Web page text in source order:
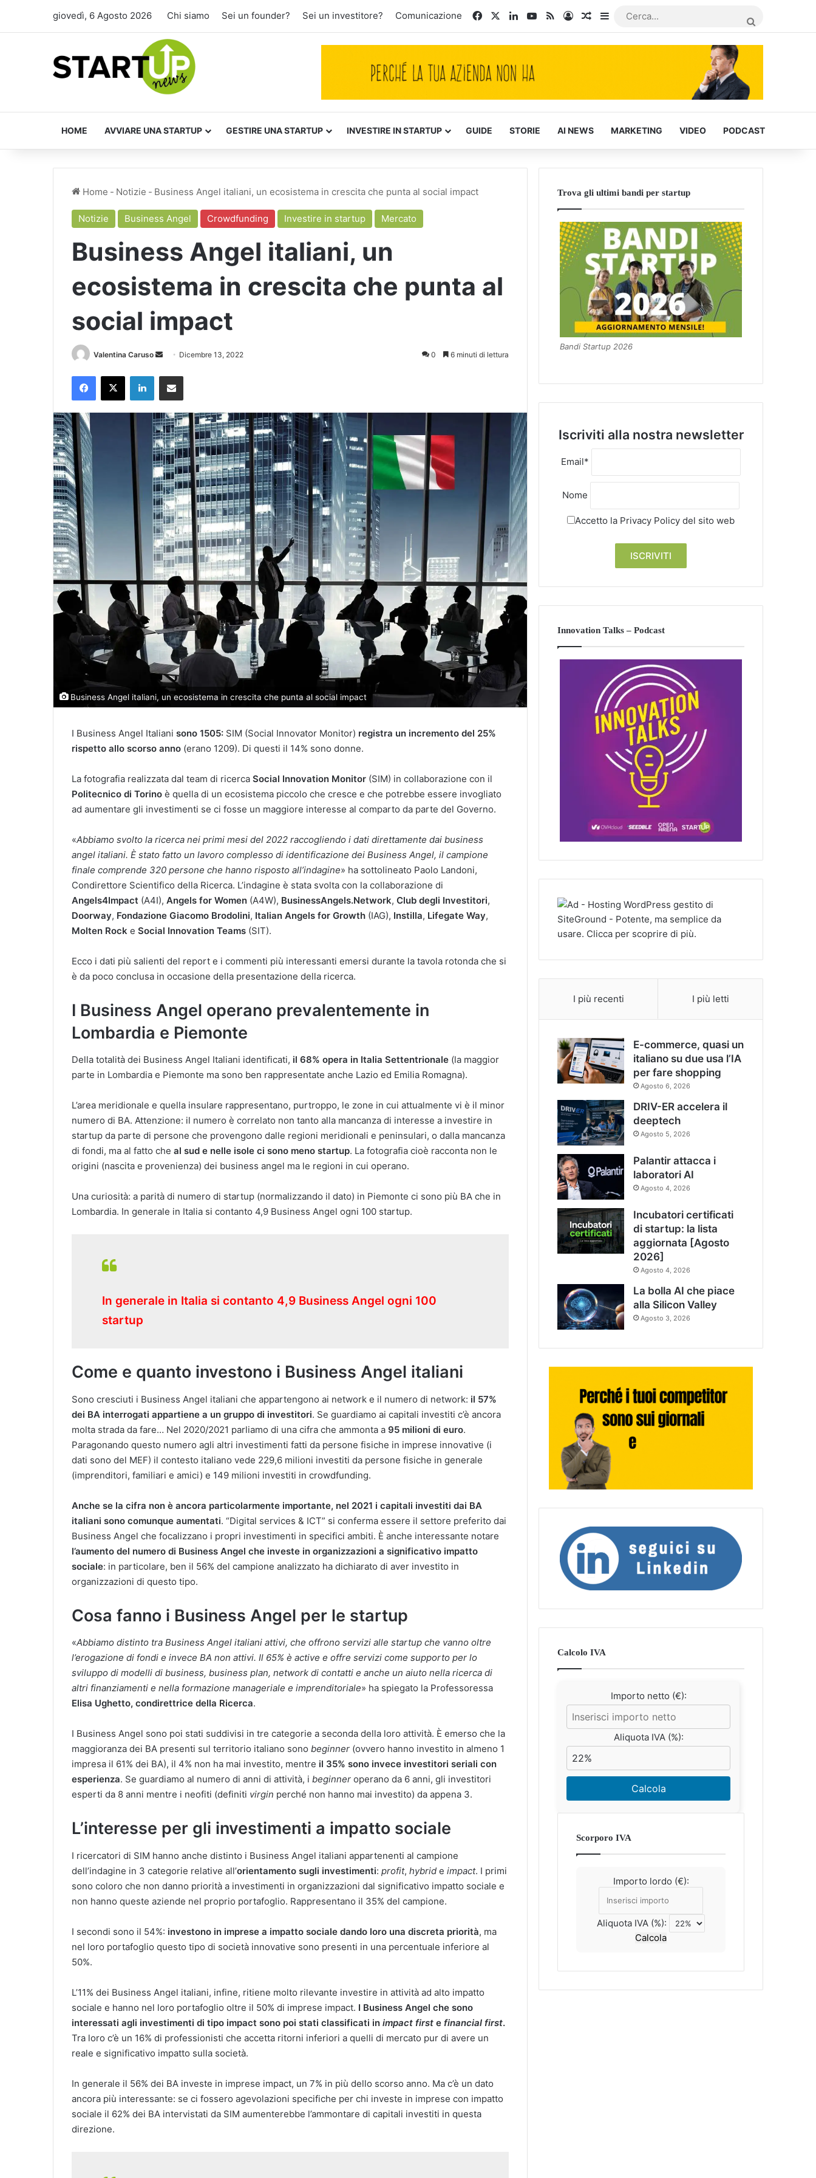
giovedì, 6 Agosto 2026 Chi siamo Sei un founder? Sei un investitore? Comunicazione FacebookLinkedInYou Tube
RSSAccediArticoli Casuali
Barra laterale
HOME AVVIARE UNA STARTUP GESTIRE UNA STARTUP INVESTIRE IN STARTUP GUIDE STORIE AI NEWS MARKETING VIDEO PODCAST
Home - Notizie - Business Angel italiani, un ecosistema in crescita che punta al social impact
Notizie Business Angel Crowdfunding Investire in startup Mercato
Business Angel italiani, un
ecosistema in crescita che punta al
social impact
Valentina Caruso
Invia Dicembre 13, 2022 0 6 minuti di lettura
Facebook
X LinkedInCondividi via Email
Business Angel italiani, un ecosistema in crescita che punta al social impact
I Business Angel Italiani sono 1505: SIM (Social Innovator Monitor) registra un incremento del 25%
rispetto allo scorso anno (erano 1209). Di questi il 14% sono donne.
La fotografia realizzata dal team di ricerca Social Innovation Monitor (SIM) in collaborazione con il
Politecnico di Torino è quella di un ecosistema piccolo che cresce e che potrebbe essere invogliato
ad aumentare gli investimenti se ci fosse un maggiore interesse al comparto da parte del Governo.
«Abbiamo svolto la ricerca nei primi mesi del 2022 raccogliendo i dati direttamente dai business
angel italiani. È stato fatto un lavoro complesso di identificazione dei Business Angel, il campione
finale comprende 320 persone che hanno risposto all’indagine» ha sottolineato Paolo Landoni,
Condirettore Scientifico della Ricerca. L’indagine è stata svolta con la collaborazione di
Angels4Impact (A4I), Angels for Women (A4W), BusinessAngels.Network, Club degli Investitori,
Doorway, Fondazione Giacomo Brodolini, Italian Angels for Growth (IAG), Instilla, Lifegate Way,
Molten Rock e Social Innovation Teams (SIT).
Ecco i dati più salienti del report e i commenti più interessanti emersi durante la tavola rotonda che si
è da poco conclusa in occasione della presentazione della ricerca.
I Business Angel operano prevalentemente in
Lombardia e Piemonte
Della totalità dei Business Angel Italiani identificati, il 68% opera in Italia Settentrionale (la maggior
parte in Lombardia e Piemonte ma sono ben rappresentate anche Lazio ed Emilia Romagna).
L’area meridionale e quella insulare rappresentano, purtroppo, le zone in cui attualmente vi è il minor
numero di BA. Attenzione: il numero è correlato non tanto alla mancanza di interesse a investire in
startup da parte di persone che provengono dalle regioni meridionali e peninsulari, o dalla mancanza
di fondi, ma al fatto che al sud e nelle isole ci sono meno startup. La fotografia cioè racconta non le
origini (nascita e provenienza) dei business angel ma le regioni in cui operano.
Una curiosità: a parità di numero di startup (normalizzando il dato) in Piemonte ci sono più BA che in
Lombardia. In generale in Italia si contanto 4,9 Business Angel ogni 100 startup.
In generale in Italia si contanto 4,9 Business Angel ogni 100
startup
Come e quanto investono i Business Angel italiani
Sono cresciuti i Business Angel italiani che appartengono ai network e il numero di network: il 57%
dei BA interrogati appartiene a un gruppo di investitori. Se guardiamo ai capitali investiti c’è ancora
molta strada da fare… Nel 2020/2021 parliamo di una cifra che ammonta a 95 milioni di euro.
Paragonando questo numero agli altri investimenti fatti da persone fisiche in imprese innovative (i
dati sono del MEF) il contesto italiano vede 229,6 milioni investiti da persone fisiche in generale
(imprenditori, familiari e amici) e 149 milioni investiti in crowdfunding.
Anche se la cifra non è ancora particolarmente importante, nel 2021 i capitali investiti dai BA
italiani sono comunque aumentati. “Digital services & ICT” si conferma essere il settore preferito dai
Business Angel che focalizzano i propri investimenti in specifici ambiti. È anche interessante notare
l’aumento del numero di Business Angel che investe in organizzazioni a significativo impatto
sociale: in particolare, ben il 56% del campione analizzato ha dichiarato di aver investito in
organizzazioni di questo tipo.
Cosa fanno i Business Angel per le startup
«Abbiamo distinto tra Business Angel italiani attivi, che offrono servizi alle startup che vanno oltre
l’erogazione di fondi e invece BA non attivi. Il 65% è active e offre servizi come supporto per lo
sviluppo di modelli di business, business plan, network di contatti e anche un aiuto nella ricerca di
altri finanziamenti e nella formazione manageriale e imprenditoriale» ha spiegato la Professoressa
Elisa Ughetto, condirettrice della Ricerca.
I Business Angel sono poi stati suddivisi in tre categorie a seconda della loro attività. È emerso che la
maggioranza dei BA presenti sul territorio italiano sono beginner (ovvero hanno investito in almeno 1
impresa il 61% dei BA), il 4% non ha mai investito, mentre il 35% sono invece investitori seriali con
esperienza. Se guardiamo al numero di anni di attività, i beginner operano da 6 anni, gli investitori
esperti da 8 anni mentre i neofiti (definiti virgin perché non hanno mai investito) da appena 3.
L’interesse per gli investimenti a impatto sociale
I ricercatori di SIM hanno anche distinto i Business Angel italiani appartenenti al campione
dell’indagine in 3 categorie relative all’orientamento sugli investimenti: profit, hybrid e impact. I primi
sono coloro che non danno priorità a investimenti in organizzazioni dal significativo impatto sociale e
non hanno queste aziende nel proprio portafoglio. Rappresentano il 35% del campione.
I secondi sono il 54%: investono in imprese a impatto sociale dando loro una discreta priorità, ma
nel loro portafoglio questo tipo di società innovative sono presenti in una percentuale inferiore al
50%.
L’11% dei Business Angel italiani, infine, ritiene molto rilevante investire in attività ad alto impatto
sociale e hanno nel loro portafoglio oltre il 50% di imprese impact. I Business Angel che sono
interessati agli investimenti di tipo impact sono poi stati classificati in impact first e financial first.
Tra loro c’è un 16% di professionisti che accetta ritorni inferiori a quelli di mercato pur di avere un
reale e significativo impatto sulla società.
In generale il 56% dei BA investe in imprese impact, un 7% in più dello scorso anno. Ma c’è un dato
ancora più interessante: se ci fossero agevolazioni specifiche per chi investe in imprese con impatto
sociale il 62% dei BA intervistati da SIM aumenterebbe l’ammontare di capitali investiti in questa
direzione.
Trova gli ultimi bandi per startup
Bandi Startup 2026
Iscriviti alla nostra newsletter
Email*
Nome
Accetto la Privacy Policy del sito web
Innovation Talks – Podcast
I più recenti I più letti
E-commerce, quasi un
italiano su due usa l’IA
per fare shopping
Agosto 6, 2026
DRIV-ER accelera il
deeptech
Agosto 5, 2026
Palantir attacca i
laboratori AI
Agosto 4, 2026
Incubatori certificati
di startup: la lista
aggiornata [Agosto
2026]
Agosto 4, 2026
La bolla AI che piace
alla Silicon Valley
Agosto 3, 2026
Calcolo IVA
Importo netto (€):
Aliquota IVA (%):
Calcola
Scorporo IVA
Importo lordo (€):
Aliquota IVA (%):
Calcola